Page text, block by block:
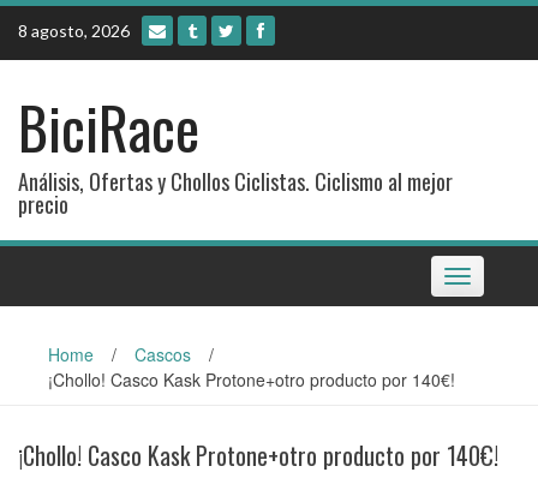
Skip
content
8 agosto, 2026
BiciRace
Análisis, Ofertas y Chollos Ciclistas. Ciclismo al mejor
precio
Toggle
navigation
Home / Cascos
/
¡Chollo! Casco Kask Protone+otro producto por 140€!
¡Chollo! Casco Kask Protone+otro producto por 140€!